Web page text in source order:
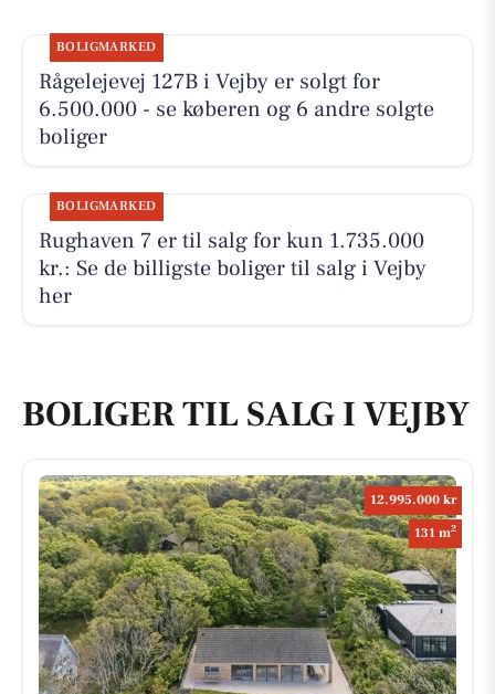
BOLIGMARKED
Rågelejevej 127B i Vejby er solgt for
6.500.000 - se køberen og 6 andre solgte
boliger
BOLIGMARKED
Rughaven 7 er til salg for kun 1.735.000
kr.: Se de billigste boliger til salg i Vejby
her
BOLIGER TIL SALG I VEJBY
12.995.000 kr
131 m2